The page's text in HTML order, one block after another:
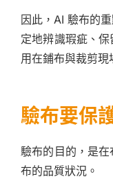
因此，AI 驗布的
定地辨識瑕疵、
用在鋪布與裁剪現
驗布要保
驗布的目的，是
布的品質狀況。